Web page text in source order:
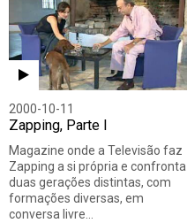
2000-10-11
Zapping, Parte I
Magazine onde a Televisão faz
Zapping a si própria e confronta
duas gerações distintas, com
formações diversas, em
conversa livre…